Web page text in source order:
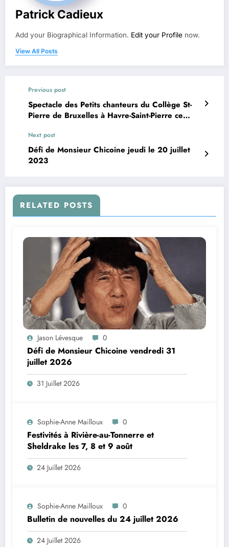
Patrick Cadieux
Add your Biographical Information. Edit your Profile now.
View All Posts
Previous post
Spectacle des Petits chanteurs du Collège St-
Pierre de Bruxelles à Havre-Saint-Pierre ce
Next post
Défi de Monsieur Chicoine jeudi le 20 juillet
2023
RELATED POSTS
Jason Lévesque 0
Défi de Monsieur Chicoine vendredi 31
juillet 2026
31 Juillet 2026
Sophie-Anne Mailloux 0
Festivités à Rivière-au-Tonnerre et
Sheldrake les 7, 8 et 9 août
24 Juillet 2026
Sophie-Anne Mailloux 0
Bulletin de nouvelles du 24 juillet 2026
24 Juillet 2026